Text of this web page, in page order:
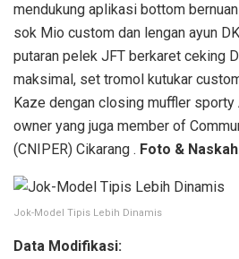
mendukung aplikasi bottom
sok Mio custom dan lengan ayun
putaran pelek JFT berkaret ceking
maksimal, set tromol kutukar
Kaze dengan closing muffler sporty
owner yang juga member of
(CNIPER) Cikarang . Foto &
Jok-Model Tipis Lebih Dinamis
Data Modifikasi: